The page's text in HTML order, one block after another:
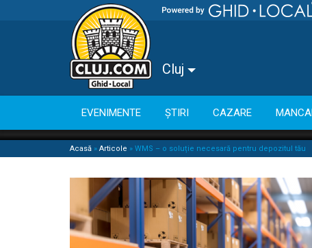
Cluj
EVENIMENTE ȘTIRI CAZARE
Acasă » Articole » WMS – o soluție necesară pentru depozitul tău